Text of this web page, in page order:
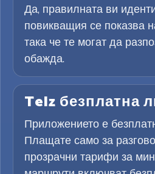
Да, правилната ви
повикващия се показва
така че те могат да
обажда.
Telz безплатна
Приложението е
Плащате само за
прозрачни тарифи за